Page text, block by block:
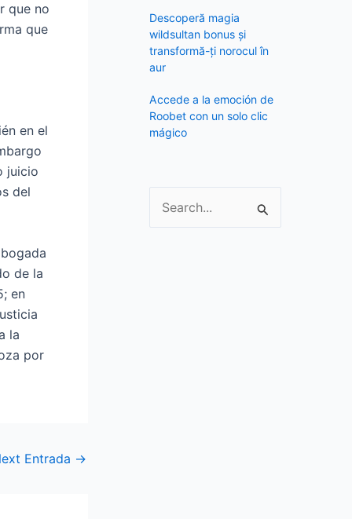
que no
que
en el
juicio
del
de la
en
la
por
Entrada →
Descoperă magia
wildsultan bonus și
transformă-ți norocul în
aur
Accede a la emoción de
Roobet con un solo clic
mágico